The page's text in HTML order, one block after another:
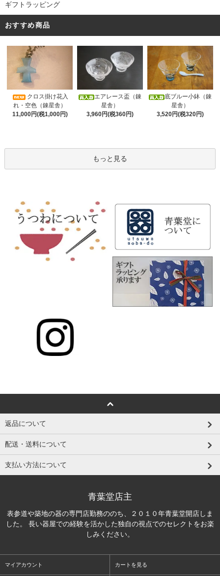
ギフトラッピング
おすすめ商品
クロス掛け花入
れ・空色（錬星舎）
11,000円(税1,000円)
エアレース盃（錬
星舎）
3,960円(税360円)
底ブルー小鉢（錬
星舎）
3,520円(税320円)
もっと見る
返品について
配送・送料について
支払い方法について
青葉堂店主
表参道や築地の器の専門店勤務ののち、２０１０年青葉堂開店しま
した。 長い器屋での経験を活かした独自の視点でのセレクトをお楽
しみください。
マイアカウント カートを見る